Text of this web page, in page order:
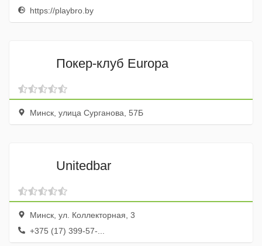
https://playbro.by
Покер-клуб Europa
Минск, улица Сурганова, 57Б
Unitedbar
Минск, ул. Коллекторная, 3
+375 (17) 399-57-...